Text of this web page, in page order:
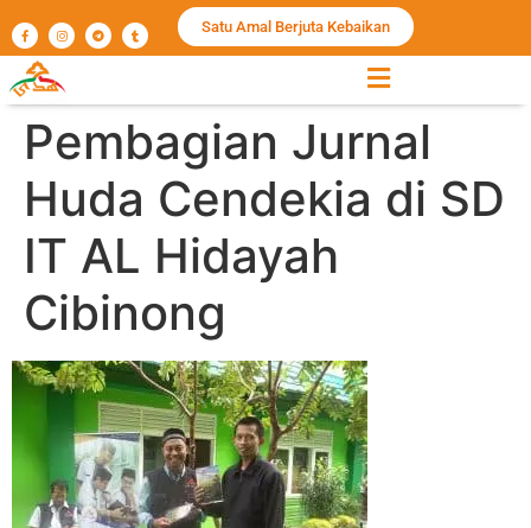
Satu Amal Berjuta Kebaikan
Pembagian Jurnal
Huda Cendekia di SD
IT AL Hidayah
Cibinong